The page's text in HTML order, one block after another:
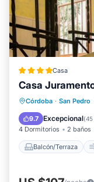
Casa
Casa
Córdoba · San Pedro
9.7 Excepcional(45
4 Dormitorios 2 baños
Balcón/Terraza
Balcón/
Internet